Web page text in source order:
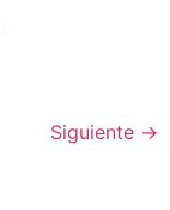
Siguiente →